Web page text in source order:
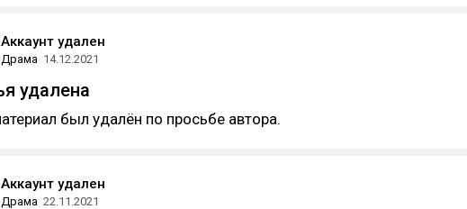
Аккаунт удален
Драма 14.12.2021
удалена
был удалён по просьбе автора.
Аккаунт удален
Драма 22.11.2021